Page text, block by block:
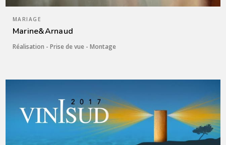
MARIAGE
Marine&Arnaud
Réalisation - Prise de vue - Montage